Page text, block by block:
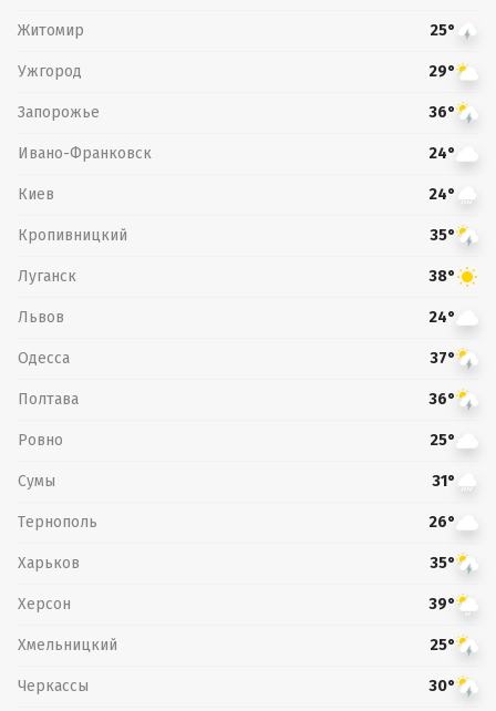
Житомир 25°
Ужгород 29°
Запорожье 36°
Ивано-Франковск 24°
Киев 24°
Кропивницкий 35°
Луганск 38°
Львов 24°
Одесса 37°
Полтава 36°
Ровно 25°
Сумы 31°
Тернополь 26°
Харьков 35°
Херсон 39°
Хмельницкий 25°
Черкассы 30°